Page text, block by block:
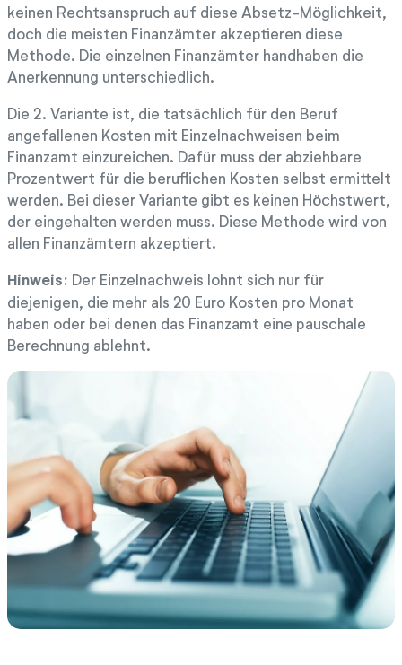
keinen Rechtsanspruch auf diese Absetz-Möglichkeit,
doch die meisten Finanzämter akzeptieren diese
Methode. Die einzelnen Finanzämter handhaben die
Anerkennung unterschiedlich.
Die 2. Variante ist, die tatsächlich für den Beruf
angefallenen Kosten mit Einzelnachweisen beim
Finanzamt einzureichen. Dafür muss der abziehbare
Prozentwert für die beruflichen Kosten selbst ermittelt
werden. Bei dieser Variante gibt es keinen Höchstwert,
der eingehalten werden muss. Diese Methode wird von
allen Finanzämtern akzeptiert.
Hinweis: Der Einzelnachweis lohnt sich nur für
diejenigen, die mehr als 20 Euro Kosten pro Monat
haben oder bei denen das Finanzamt eine pauschale
Berechnung ablehnt.